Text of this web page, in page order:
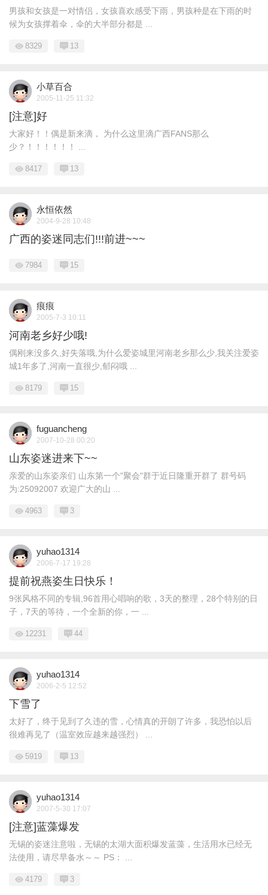
男孩和女孩是一对情侣，女孩喜欢感受下雨，男孩种是在下雨的时
候为女孩撑着伞，伞的大半部分都是 ...
8329 13
小草百合
2005-11-25 11:32
[注意]好
大家好！！偶是新来滴， 为什么这里滴广西FANS那么
少？！！！！！！ ...
8417 13
永恒依然
2004-9-28 10:48
广西的姿迷同志们!!!前进~~~
7984 15
痕痕
2005-7-3 10:11
河南老乡好少哦!
偶刚来没多久,好失落哦,为什么爱姿城里河南老乡那么少,我关注爱姿
城1年多了,河南一直很少,郁闷哦 ...
8179 15
fuguancheng
2007-10-28 00:20
山东姿迷进来下~~
亲爱的山东姿亲们 山东第一个"聚会"群于近日隆重开群了 群号码
为:25092007 欢迎广大的山 ...
4963 3
yuhao1314
2006-7-17 19:28
提前祝燕姿生日快乐！
9张风格不同的专辑,96首用心唱响的歌，3天的整理，28个特别的日
子，7天的等待，一个全新的你，一 ...
12231 44
yuhao1314
2006-2-5 12:52
下雪了
太好了，终于见到了久违的雪，心情真的开朗了许多，我恐怕以后
很难再见了（温室效应越来越强烈） ...
5919 13
yuhao1314
2007-5-30 17:07
[注意]蓝藻爆发
无锡的姿迷注意啦，无锡的太湖大面积爆发蓝藻，生活用水已经无
法使用，请尽早备水～～ PS： ...
4179 3